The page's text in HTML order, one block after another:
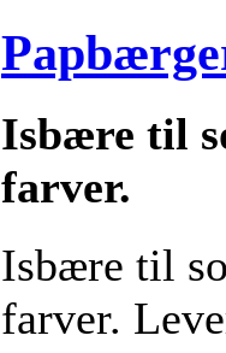
Isbære til
farver.
Isbære til
farver.